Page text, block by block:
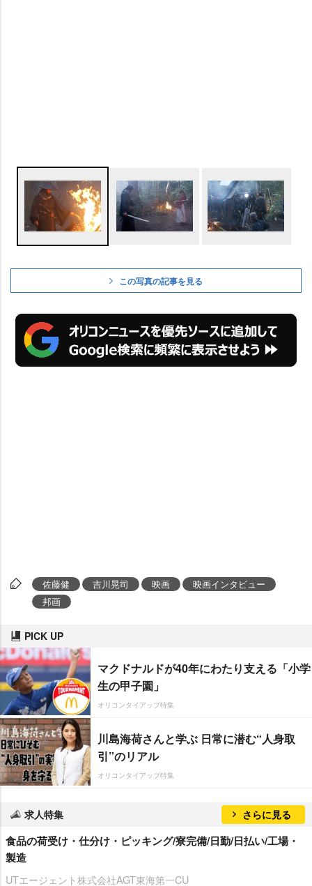
この写真の記事を見る
佐藤健 吉川晃司 映画
映画インタビュー
邦画
PICK UP
マクドナルドが40年にわたり支える「小学
生の甲子園」
オリコンタイアップ特集
川島海荷さんと学ぶ 日常に潜む“人身取
引”のリアル
オリコンタイアップ特集
求人特集 さらに見る
食品の荷受け・仕分け・ピッキング/寮完備/日勤/日払い/工場・
製造
UTエージェント株式会社AGT東海第一CU